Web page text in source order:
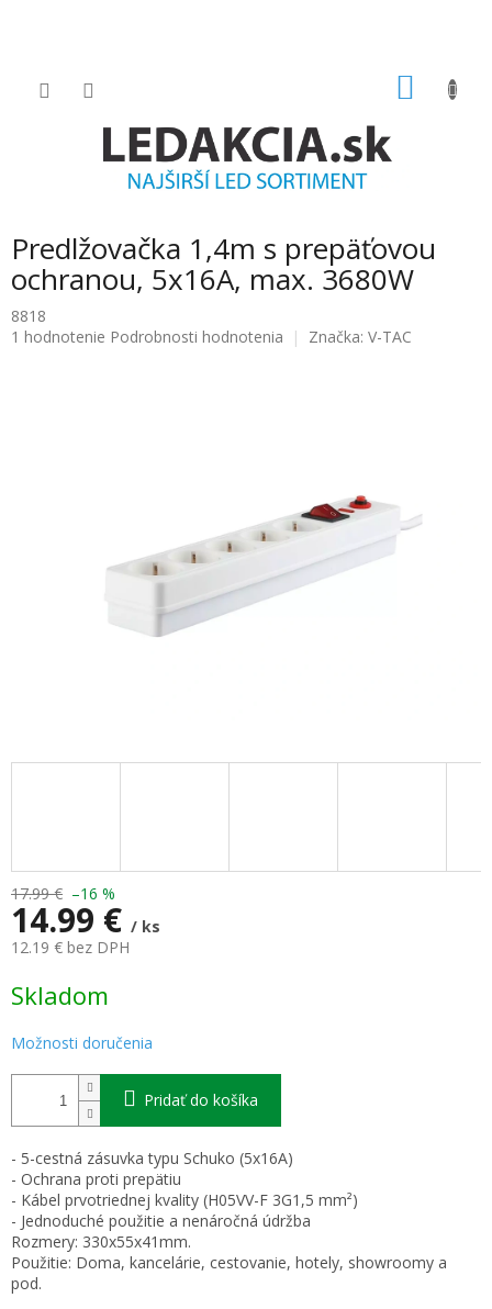
Predlžovačka 1,4m s prepäťovou
ochranou, 5x16A, max. 3680W
8818
Priemerné
1 hodnotenie Podrobnosti hodnotenia Značka: V-TAC
17.99 € –16 %
14.99 € / ks
12.19 € bez DPH
cena:
Skladom
Možnosti doručenia
Pridať do košíka
- 5-cestná zásuvka typu Schuko (5x16A)
- Ochrana proti prepätiu
- Kábel prvotriednej kvality (H05VV-F 3G1,5 mm²)
- Jednoduché použitie a nenáročná údržba
Rozmery: 330x55x41mm.
Použitie: Doma, kancelárie, cestovanie, hotely, showroomy a
pod.